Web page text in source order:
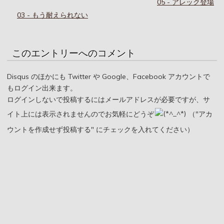
05 - アレック登場
03 - もう耐えられない
このエントリーへのコメント
Disqus のほかにも Twitter や Google、Facebook アカウントで
もログイン出来ます。
ログインしないで投稿するにはメールアドレスが必要ですが、サ
イト上には表示されませんのでお気軽にどうぞ
（"アカ
ウントを作成せず投稿する" にチェックを入れてください）